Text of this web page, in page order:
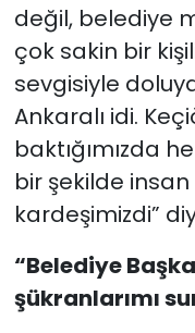
değil, belediye
çok sakin bir
sevgisiyle
Ankaralı idi.
baktığımızda
bir şekilde
kardeşimizdi”
“Belediye
şükranlarımı